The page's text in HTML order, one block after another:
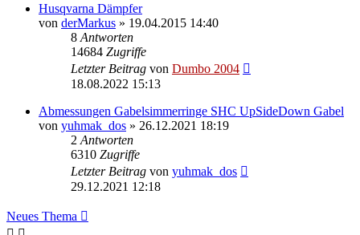
Husqvarna Dämpfer
von derMarkus » 19.04.2015 14:40
8 Antworten
14684 Zugriffe
Letzter Beitrag von Dumbo 2004
18.08.2022 15:13
Abmessungen Gabelsimmerringe SHC UpSideDown Gabel
von yuhmak_dos » 26.12.2021 18:19
2 Antworten
6310 Zugriffe
Letzter Beitrag von yuhmak_dos
29.12.2021 12:18
Neues Thema